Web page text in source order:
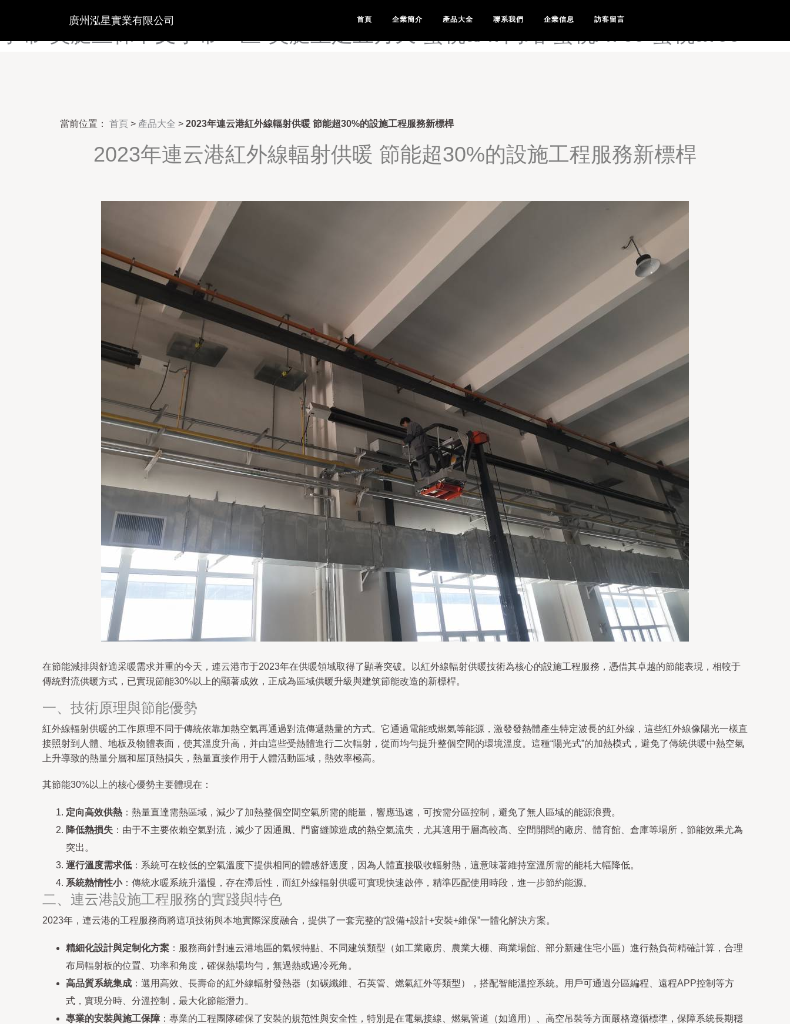
美日无码电影AV-美少妇激情论坛-美腿av影院在线观-美腿丝袜五月天-美腿丝袜中文
廣州泓星實業有限公司 首頁 企業簡介 產品大全 聯系我們 企業信息 訪客留言
當前位置： 首頁 > 產品大全 > 2023年連云港紅外線輻射供暖 節能超30%的設施工程服務新標桿
2023年連云港紅外線輻射供暖 節能超30%的設施工程服務新標桿
在節能減排與舒適采暖需求并重的今天，連云港市于2023年在供暖領域取得了顯著突破。以紅外線輻射供暖技術為核心的設施工程服務，憑借其卓越的節能表現，相較于
傳統對流供暖方式，已實現節能30%以上的顯著成效，正成為區域供暖升級與建筑節能改造的新標桿。
一、技術原理與節能優勢
紅外線輻射供暖的工作原理不同于傳統依靠加熱空氣再通過對流傳遞熱量的方式。它通過電能或燃氣等能源，激發發熱體產生特定波長的紅外線，這些紅外線像陽光一樣直
接照射到人體、地板及物體表面，使其溫度升高，并由這些受熱體進行二次輻射，從而均勻提升整個空間的環境溫度。這種“陽光式”的加熱模式，避免了傳統供暖中熱空氣
上升導致的熱量分層和屋頂熱損失，熱量直接作用于人體活動區域，熱效率極高。
其節能30%以上的核心優勢主要體現在：
定向高效供熱 ：熱量直達需熱區域，減少了加熱整個空間空氣所需的能量，響應迅速，可按需分區控制，避免了無人區域的能源浪費。
降低熱損失 ：由于不主要依賴空氣對流，減少了因通風、門窗縫隙造成的熱空氣流失，尤其適用于層高較高、空間開闊的廠房、體育館、倉庫等場所，節能效果尤為
突出。
運行溫度需求低 ：系統可在較低的空氣溫度下提供相同的體感舒適度，因為人體直接吸收輻射熱，這意味著維持室溫所需的能耗大幅降低。
系統熱惰性小：傳統水暖系統升溫慢，存在滯后性，而紅外線輻射供暖可實現快速啟停，精準匹配使用時段，進一步節約能源。
二、連云港設施工程服務的實踐與特色
2023年，連云港的工程服務商將這項技術與本地實際深度融合，提供了一套完整的“設備+設計+安裝+維保”一體化解決方案。
精細化設計與定制化方案 ：服務商針對連云港地區的氣候特點、不同建筑類型（如工業廠房、農業大棚、商業場館、部分新建住宅小區）進行熱負荷精確計算，合理
布局輻射板的位置、功率和角度，確保熱場均勻，無過熱或過冷死角。
高品質系統集成 ：選用高效、長壽命的紅外線輻射發熱器（如碳纖維、石英管、燃氣紅外等類型），搭配智能溫控系統。用戶可通過分區編程、遠程APP控制等方
式，實現分時、分溫控制，最大化節能潛力。
專業的安裝與施工保障 ：專業的工程團隊確保了安裝的規范性與安全性，特別是在電氣接線、燃氣管道（如適用）、高空吊裝等方面嚴格遵循標準，保障系統長期穩